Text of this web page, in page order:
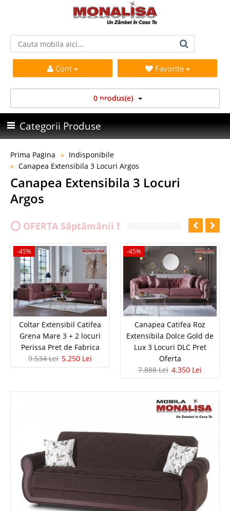
Cont Favorite
0 produs(e)
Categorii Produse
Prima Pagina
Indisponibile
Canapea Extensibila 3 Locuri Argos
Canapea Extensibila 3 Locuri
Argos
⭕ OFERTA Săptămânii ❗
-45%
Coltar Extensibil Catifea
Grena Mare 3 + 2 locuri
Perissa Pret de Fabrica
9.534 Lei 5.250 Lei
-45%
Canapea Catifea Roz
Extensibila Dolce Gold de
Lux 3 Locuri DLC Pret
Oferta
7.888 Lei 4.350 Lei